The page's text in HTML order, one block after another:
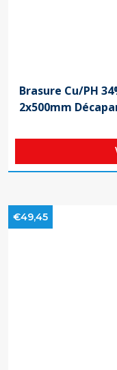
Brasure Cu/PH
2x500mm
€49,45